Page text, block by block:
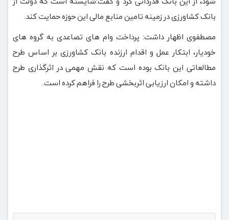
بانک کشاورزی در زمینه تامین منابع مالی این حوزه حمایت کند.
مصطفوی اظهار داشت: پرداخت وام های تصاعدی به گروه های
خودیار، ابتکار عمل و اقدام ارزنده بانک کشاورزی بر اساس طرح
مطالعاتی این بانک بوده است که نقش مهمی در اثرگذاری طرح
داشته و امکان ارزیابی اثربخشی طرح را فراهم کرده است.